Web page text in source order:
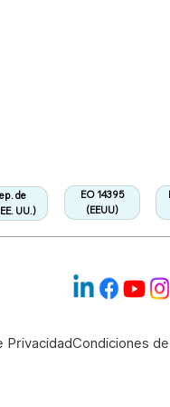
EO 14395
(EEUU)
de
UU.)
PrivacidadCondiciones